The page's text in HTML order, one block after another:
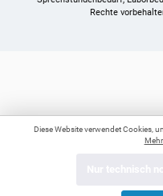
Rechte
Diese Website verwendet Cookies,